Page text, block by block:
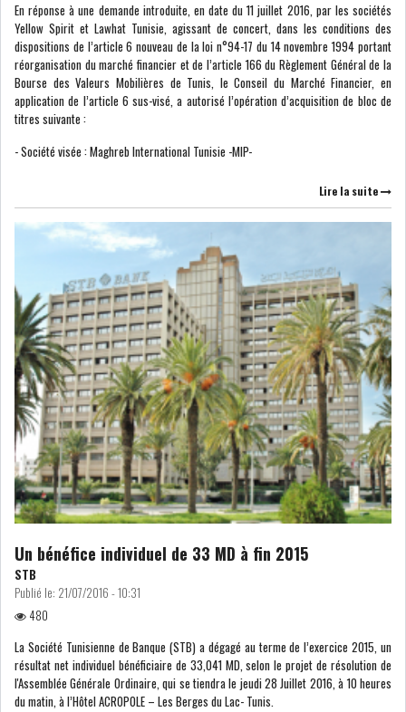
En réponse à une demande introduite, en date du 11 juillet 2016, par les sociétés
Yellow Spirit et Lawhat Tunisie, agissant de concert, dans les conditions des
dispositions de l’article 6 nouveau de la loi n°94-17 du 14 novembre 1994 portant
réorganisation du marché financier et de l’article 166 du Règlement Général de la
Bourse des Valeurs Mobilières de Tunis, le Conseil du Marché Financier, en
application de l’article 6 sus-visé, a autorisé l’opération d’acquisition de bloc de
titres suivante :
- Société visée : Maghreb International Tunisie -MIP-
Lire la suite
Un bénéfice individuel de 33 MD à fin 2015
STB
Publié le: 21/07/2016 - 10:31
480
La Société Tunisienne de Banque (STB) a dégagé au terme de l’exercice 2015, un
résultat net individuel bénéficiaire de 33,041 MD, selon le projet de résolution de
l'Assemblée Générale Ordinaire, qui se tiendra le jeudi 28 Juillet 2016, à 10 heures
du matin, à l’Hôtel ACROPOLE – Les Berges du Lac- Tunis.